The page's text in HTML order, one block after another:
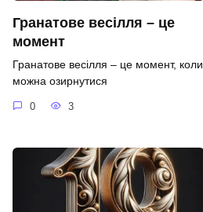
Гранатове весілля – це
момент
Гранатове весілля – це момент, коли
можна озирнутися
0 3